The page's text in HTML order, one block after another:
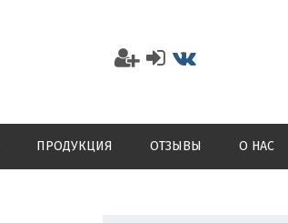
ПРОДУКЦИЯ ОТЗЫВЫ О НАС